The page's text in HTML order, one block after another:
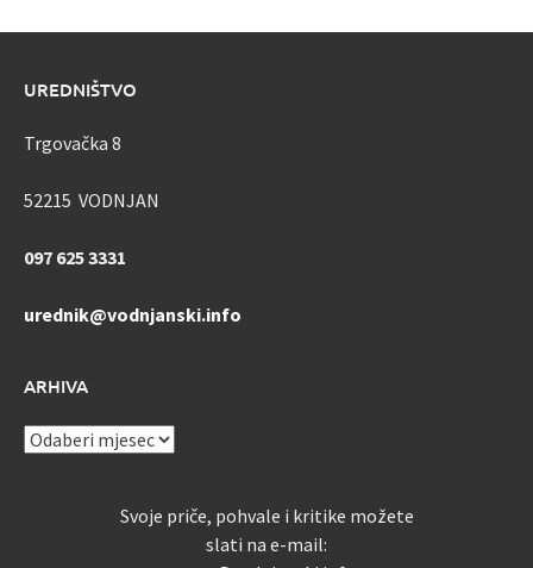
UREDNIŠTVO
Trgovačka 8
52215 VODNJAN
097 625 3331
urednik@vodnjanski.info
ARHIVA
ARHIVA
Svoje priče, pohvale i kritike možete
slati na e-mail: